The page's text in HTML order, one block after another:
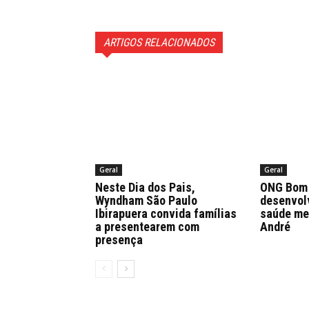
ARTIGOS RELACIONADOS
Geral
Neste Dia dos Pais,
Wyndham São Paulo
Ibirapuera convida famílias
a presentearem com
presença
Geral
ONG
saúde
André